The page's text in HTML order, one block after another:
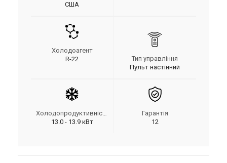
США
Холодоагент
R-22
Тип управління
Пульт настінний
Холодопродуктивність
13.0 - 13.9 кВт
Гарантія
12